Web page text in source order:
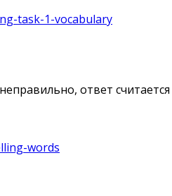
task-1-vocabulary
ответ
words